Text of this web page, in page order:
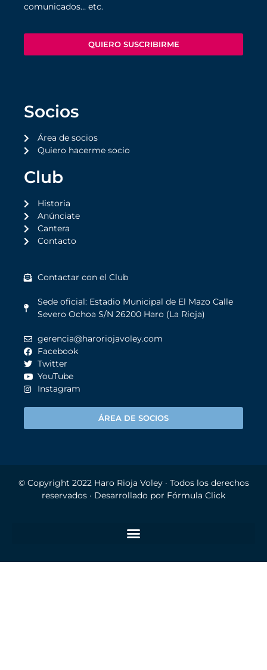
comunicados… etc.
QUIERO SUSCRIBIRME
Socios
Área de socios
Quiero hacerme socio
Club
Historia
Anúnciate
Cantera
Contacto
Contactar con el Club
Sede oficial: Estadio Municipal de El Mazo Calle
Severo Ochoa S/N 26200 Haro (La Rioja)
gerencia@haroriojavoley.com
Facebook
Twitter
YouTube
Instagram
ÁREA DE SOCIOS
© Copyright 2022 Haro Rioja Voley· Todos los derechos
reservados · Desarrollado por Fórmula Click